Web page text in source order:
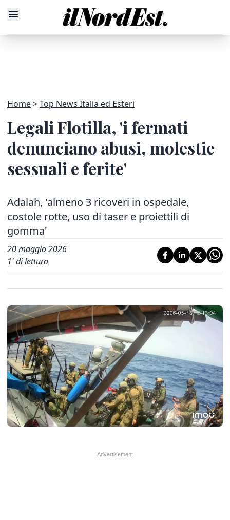
Home Top News Italia ed Esteri
Legali Flotilla, 'i fermati
denunciano abusi, molestie
sessuali e ferite'
Adalah, 'almeno 3 ricoveri in ospedale,
costole rotte, uso di taser e proiettili di
gomma'
20 maggio 2026
1' di lettura